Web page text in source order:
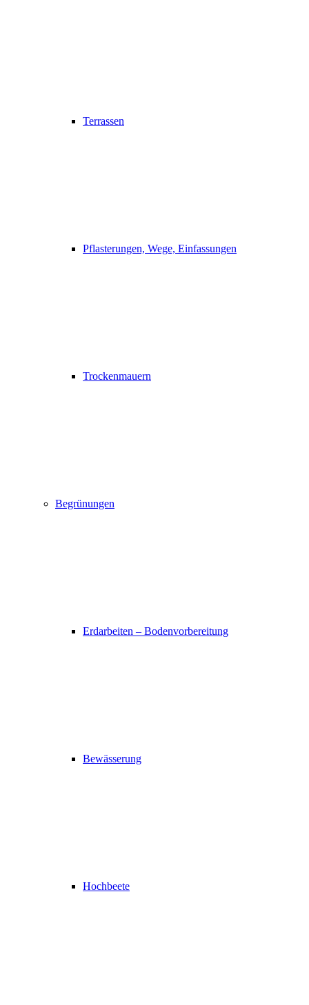
Terrassen
Pflasterungen, Wege, Einfassungen
Trockenmauern
Begrünungen
Erdarbeiten – Bodenvorbereitung
Bewässerung
Hochbeete